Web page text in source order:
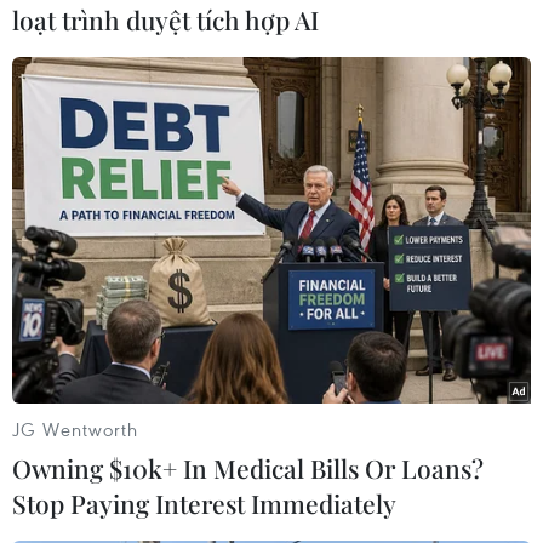
#Lãnh tụ tối cao #Ali Khamenei
#xuất khẩu khí đốt
#đàm phán hạt nhân
#Cách mạng Hồi giáo
#biện pháp trừng phạt Iran
Theo dõi VietnamPlus
TIN LIÊN QUAN
loạt trình duyệt tích hợp AI
JG Wentworth
Owning $10k+ In Medical Bills Or Loans?
Stop Paying Interest Immediately